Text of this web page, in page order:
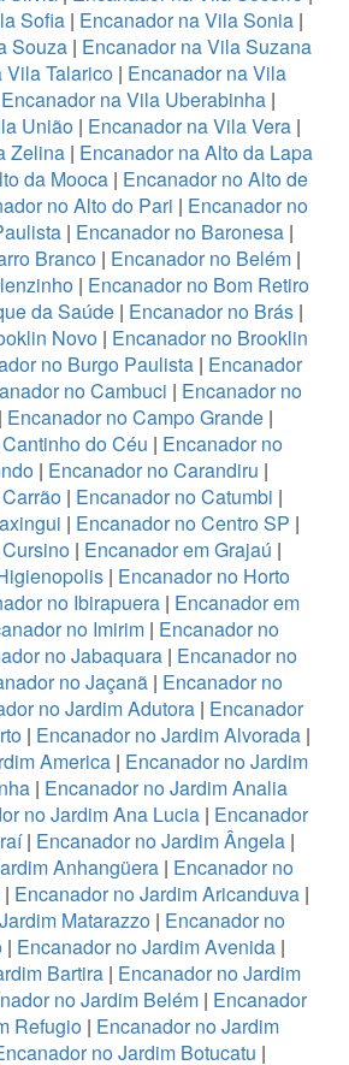
Sofia| Encanador na Vila Sonia|
Souza| Encanador na Vila Suzana
Vila Talarico | Encanador na Vila
Encanador na Vila Uberabinha|
União | Encanador na Vila Vera |
Zelina| Encanador na Alto da Lapa
da Mooca | Encanador no Alto de
no Alto do Pari | Encanador no
| Encanador no Baronesa|
Branco | Encanador no Belém |
| Encanador no Bom Retiro
da Saúde| Encanador no Brás|
Novo | Encanador no Brooklin
no Burgo Paulista| Encanador
no Cambuci | Encanador no
| Encanador no Campo Grande |
do Céu | Encanador no
| Encanador no Carandiru |
| Encanador no Catumbi |
| Encanador no Centro SP |
| Encanador em Grajaú |
| Encanador no Horto
no Ibirapuera | Encanador em
no Imirim | Encanador no
no Jabaquara | Encanador no
no Jaçanã | Encanador no
no Jardim Adutora | Encanador
| Encanador no Jardim Alvorada |
America| Encanador no Jardim
| Encanador no Jardim Analia
no Jardim Ana Lucia| Encanador
| Encanador no Jardim Ângela|
Anhangüera | Encanador no
| Encanador no Jardim Aricanduva |
Matarazzo | Encanador no
| Encanador no Jardim Avenida|
Bartira| Encanador no Jardim
no Jardim Belém| Encanador
Refugio| Encanador no Jardim
no Jardim Botucatu |